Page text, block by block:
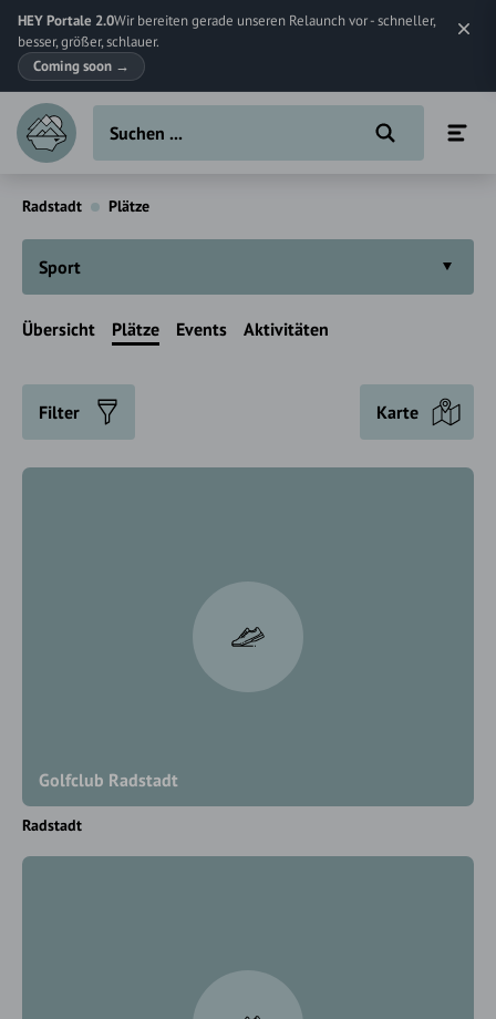
HEY Portale 2.0Wir bereiten gerade unseren Relaunch vor - schneller,
besser, größer, schlauer.
Coming soon →
Radstadt Plätze
Sport
Übersicht Plätze Events Aktivitäten
Filter Karte
Golfclub Radstadt
Radstadt